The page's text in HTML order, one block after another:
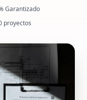
Garantizado
proyectos